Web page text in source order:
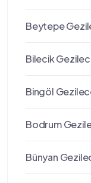
Beytepe
Bilecik
Bingöl
Bodrum
Bünyan